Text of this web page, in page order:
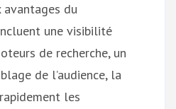
avantages du
une visibilité
de recherche, un
de l’audience, la
les